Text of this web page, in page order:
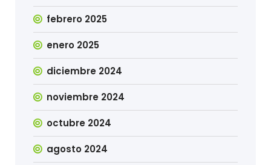
febrero 2025
enero 2025
diciembre 2024
noviembre 2024
octubre 2024
agosto 2024